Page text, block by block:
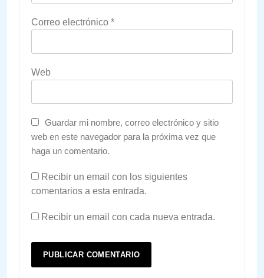
Correo electrónico *
Web
Guardar mi nombre, correo electrónico y sitio
web en este navegador para la próxima vez que
haga un comentario.
Recibir un email con los siguientes
comentarios a esta entrada.
Recibir un email con cada nueva entrada.